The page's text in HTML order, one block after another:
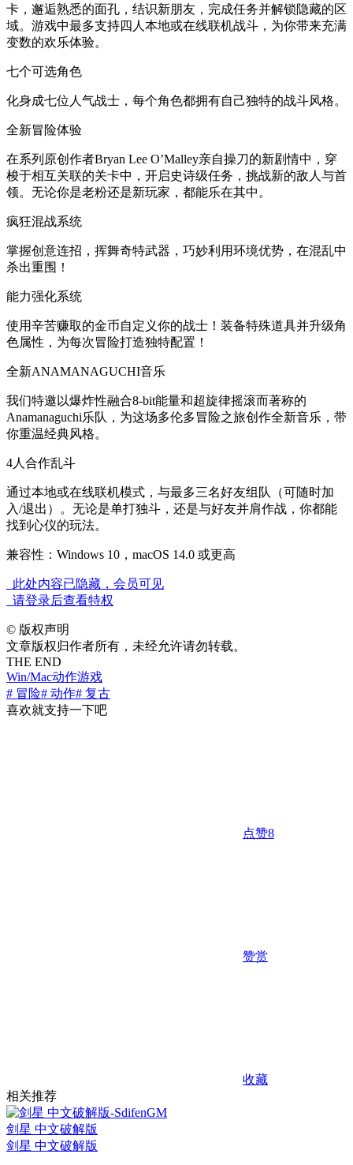
卡，邂逅熟悉的面孔，结识新朋友，完成任务并解锁隐藏的区
域。游戏中最多支持四人本地或在线联机战斗，为你带来充满
变数的欢乐体验。
七个可选角色
化身成七位人气战士，每个角色都拥有自己独特的战斗风格。
全新冒险体验
在系列原创作者Bryan Lee O’Malley亲自操刀的新剧情中，穿
梭于相互关联的关卡中，开启史诗级任务，挑战新的敌人与首
领。无论你是老粉还是新玩家，都能乐在其中。
疯狂混战系统
掌握创意连招，挥舞奇特武器，巧妙利用环境优势，在混乱中
杀出重围！
能力强化系统
使用辛苦赚取的金币自定义你的战士！装备特殊道具并升级角
色属性，为每次冒险打造独特配置！
全新ANAMANAGUCHI音乐
我们特邀以爆炸性融合8-bit能量和超旋律摇滚而著称的
Anamanaguchi乐队，为这场多伦多冒险之旅创作全新音乐，带
你重温经典风格。
4人合作乱斗
通过本地或在线联机模式，与最多三名好友组队（可随时加
入/退出）。无论是单打独斗，还是与好友并肩作战，你都能
找到心仪的玩法。
兼容性：Windows 10，macOS 14.0 或更高
此处内容已隐藏，会员可见
请登录后查看特权
© 版权声明
文章版权归作者所有，未经允许请勿转载。
THE END
Win/Mac动作游戏
# 冒险# 动作# 复古
喜欢就支持一下吧
点赞8
赞赏
收藏
相关推荐
剑星 中文破解版
剑星 中文破解版